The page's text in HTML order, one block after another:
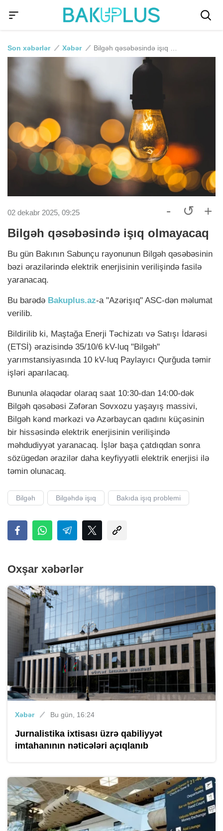
Son xəbərlər Xəbər
02 dekabr 2025, 09:25 - ↺ +
Bilgəh qəsəbəsində işıq olmayacaq
Bu gün Bakının Sabunçu rayonunun Bilgəh qəsəbəsinin
bəzi ərazilərində elektrik enerjisinin verilişində fasilə
yaranacaq.
Bu barədə Bakuplus.az-a "Azərişıq" ASC-dən məlumat
verilib.
Bildirilib ki, Maştağa Enerji Təchizatı və Satışı İdarəsi
(ETSİ) ərazisində 35/10/6 kV-luq "Bilgəh"
yarımstansiyasında 10 kV-luq Paylayıcı Qurğuda təmir
işləri aparılacaq.
Bununla əlaqədar olaraq saat 10:30-dan 14:00-dək
Bilgəh qəsəbəsi Zəfəran Sovxozu yaşayış massivi,
Bilgəh kənd mərkəzi və Azərbaycan qadını küçəsinin
bir hissəsində elektrik enerjisinin verilişində
məhdudiyyət yaranacaq. İşlər başa çatdıqdan sonra
sözügedən ərazilər daha keyfiyyətli elektrik enerjisi ilə
təmin olunacaq.
Bilgəh Bilgəhdə işıq Bakıda işıq problemi
Oxşar xəbərlər
Xəbər Bu gün, 16:24
Jurnalistika ixtisası üzrə qabiliyyət
imtahanının nəticələri açıqlanıb